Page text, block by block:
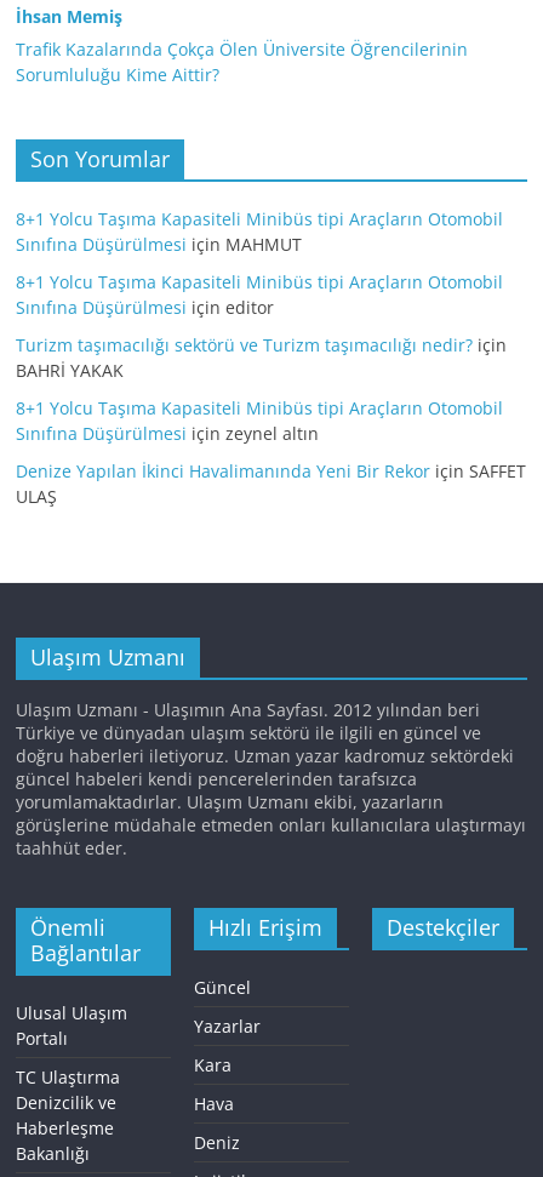
İhsan Memiş
Trafik Kazalarında Çokça Ölen Üniversite Öğrencilerinin
Sorumluluğu Kime Aittir?
Son Yorumlar
8+1 Yolcu Taşıma Kapasiteli Minibüs tipi Araçların Otomobil
Sınıfına Düşürülmesi için MAHMUT
8+1 Yolcu Taşıma Kapasiteli Minibüs tipi Araçların Otomobil
Sınıfına Düşürülmesi içineditor
Turizm taşımacılığı sektörü ve Turizm taşımacılığı nedir? için
BAHRİ YAKAK
8+1 Yolcu Taşıma Kapasiteli Minibüs tipi Araçların Otomobil
Sınıfına Düşürülmesi içinzeynel altın
Denize Yapılan İkinci Havalimanında Yeni Bir Rekor içinSAFFET
ULAŞ
Ulaşım Uzmanı
Ulaşım Uzmanı - Ulaşımın Ana Sayfası. 2012 yılından beri
Türkiye ve dünyadan ulaşım sektörü ile ilgili en güncel ve
doğru haberleri iletiyoruz. Uzman yazar kadromuz sektördeki
güncel habeleri kendi pencerelerinden tarafsızca
yorumlamaktadırlar. Ulaşım Uzmanı ekibi, yazarların
görüşlerine müdahale etmeden onları kullanıcılara ulaştırmayı
taahhüt eder.
Önemli
Bağlantılar
Ulusal Ulaşım
Portalı
TC Ulaştırma
Denizcilik ve
Haberleşme
Bakanlığı
Hızlı Erişim
Güncel
Yazarlar
Kara
Hava
Deniz
Destekçiler